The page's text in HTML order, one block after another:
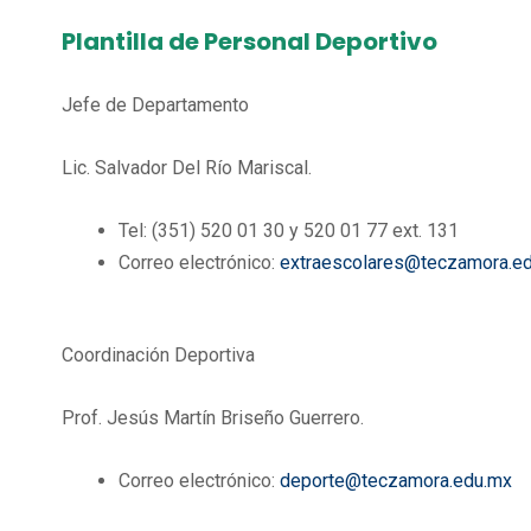
Plantilla de Personal Deportivo
Jefe de Departamento
Lic. Salvador Del Río Mariscal.
Tel: (351) 520 01 30 y 520 01 77 ext. 131
Correo electrónico:
Coordinación Deportiva
Prof. Jesús Martín Briseño Guerrero.
Correo electrónico: deporte@teczamora.edu.mx